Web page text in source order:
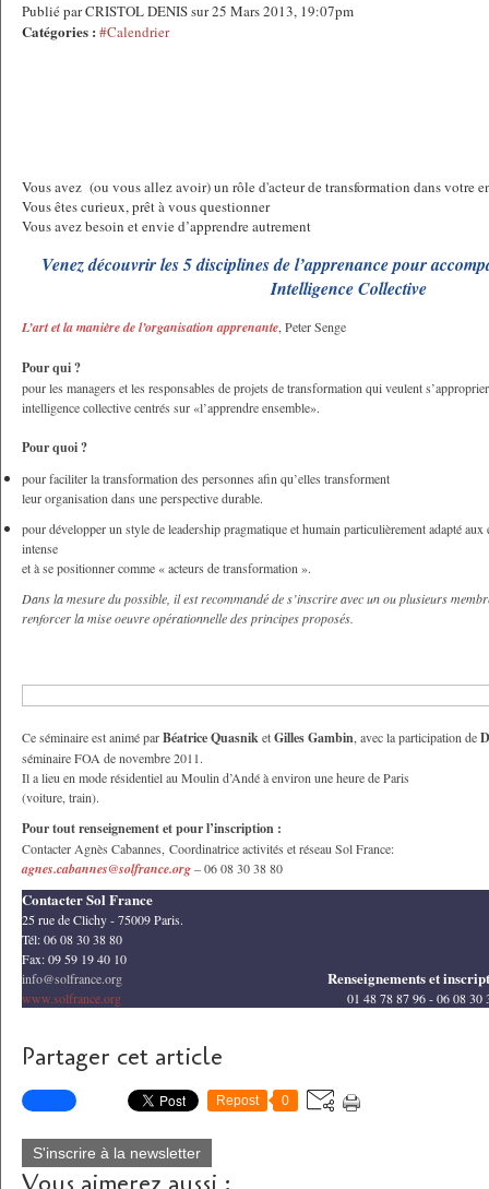
Publié par CRISTOL DENIS sur 25 Mars 2013, 19:07pm
Catégories : #Calendrier
Vous avez (ou vous allez avoir) un rôle d'acteur de transformation dans votre
Vous êtes curieux, prêt à vous questionner
Vous avez besoin et envie d’apprendre autrement
Venez découvrir les 5 disciplines de l’apprenance pour
Intelligence Collective
L’art et la manière de l’organisation apprenante , Peter Senge
Pour qui ?
pour les managers et les responsables de projets de transformation qui veulent
intelligence collective centrés sur «l’apprendre ensemble».
Pour quoi ?
pour faciliter la transformation des personnes afin qu’elles transforment
leur organisation dans une perspective durable.
pour développer un style de leadership pragmatique et humain particulièrement adapté
intense
et à se positionner comme « acteurs de transformation ».
Dans la mesure du possible, il est recommandé de s’inscrire avec un ou plusieurs
renforcer la mise oeuvre opérationnelle des principes proposés.
Ce séminaire est animé parBéatrice QuasniketGilles Gambin , avec la participation de
séminaire FOA denovembre 2011.
Il a lieu en mode résidentiel au Moulin d’Andé à environ une heure de Paris
(voiture, train).
Pour tout renseignement et pour l’inscription :
Contacter Agnès Cabannes, Coordinatrice activités et réseau Sol France:
agnes.cabannes@solfrance.org– 06 08 30 38 80
Contacter Sol France
25 rue de Clichy - 75009 Paris.
Tél: 06 08 30 38 80
Fax: 09 59 19 40 10
info@solfrance.org
www.solfrance.org
Renseignements et
01 48 78 87 96 - 06 08 30
Partager cet article
Repost 0
S'inscrire à la newsletter